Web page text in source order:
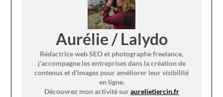
Aurélie / Lalydo
Rédactrice web SEO et photographe freelance,
j’accompagne les entreprises dans la création de
contenus et d’images pour améliorer leur visibilité
en ligne.
Découvrez mon activité suraurelietiercin.fr